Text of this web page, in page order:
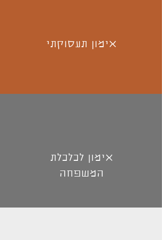
אימון תעסוקתי
אימון לכלכלת
המשפחה